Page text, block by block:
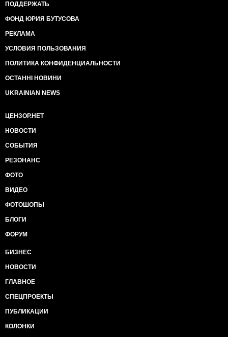
ПОДДЕРЖАТЬ
ФОНД ЮРИЯ БУТУСОВА
РЕКЛАМА
УСЛОВИЯ ПОЛЬЗОВАНИЯ
ПОЛИТИКА КОНФИДЕНЦИАЛЬНОСТИ
ОСТАННІ НОВИНИ
UKRAINIAN NEWS
ЦЕНЗОР.НЕТ
НОВОСТИ
СОБЫТИЯ
РЕЗОНАНС
ФОТО
ВИДЕО
ФОТОШОПЫ
БЛОГИ
ФОРУМ
БИЗНЕС
НОВОСТИ
ГЛАВНОЕ
СПЕЦПРОЕКТЫ
ПУБЛИКАЦИИ
КОЛОНКИ